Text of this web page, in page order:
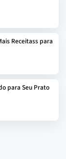
Receitass para
para Seu Prato